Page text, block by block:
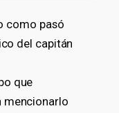
como pasó
del capitán
que
mencionarlo